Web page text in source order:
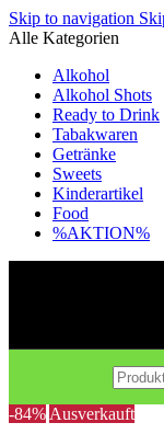
Skip to navigation
Alle Kategorien
Alkohol
Alkohol Shots
Ready to Drink
Tabakwaren
Getränke
Sweets
Kinderartikel
Food
%AKTION%
-84% Ausverkauft